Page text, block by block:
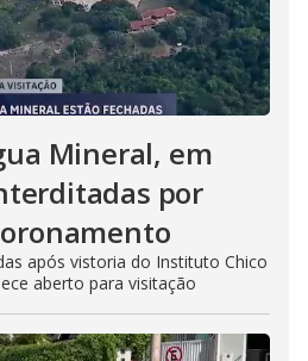
Mineral, em
por
após vistoria do Instituto Chico
aberto para visitação